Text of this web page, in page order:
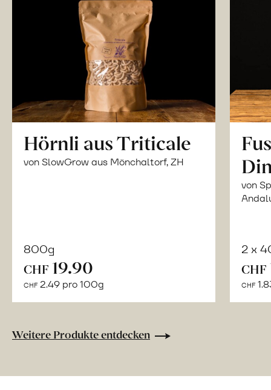
Hörnli aus Triticale
von SlowGrow aus Mönchaltorf, ZH
800g
CHF 19.90
CHF 2.49 pro 100g
von
2 x
CHF
CHF
Weitere Produkte entdecken